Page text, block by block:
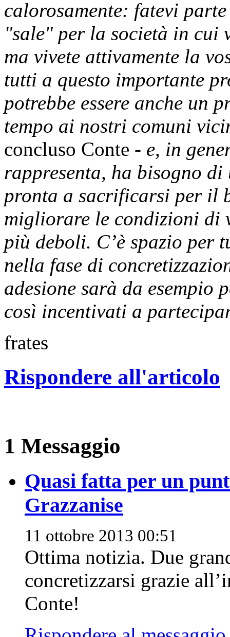
calorosamente: fatevi
"sale" per la società in cui
ma vivete attivamente la
tutti a questo importante
potrebbe essere anche un
tempo ai nostri comuni
concluso Conte - e, in
rappresenta, ha bisogno
pronta a sacrificarsi per il
migliorare le condizioni di
più deboli. C’è spazio per
nella fase di
adesione sarà da
così incentivati a
frates
Rispondere all'articolo
1 Messaggio
Quasi fatta per un
Grazzanise
11 ottobre 2013 00:51
Ottima notizia. Due
concretizzarsi grazie
Conte!